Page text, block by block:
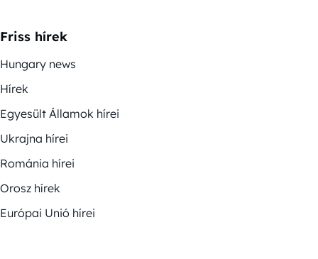
Friss hírek
Hungary news
Hírek
Egyesült Államok hírei
Ukrajna hírei
Románia hírei
Orosz hírek
Európai Unió hírei